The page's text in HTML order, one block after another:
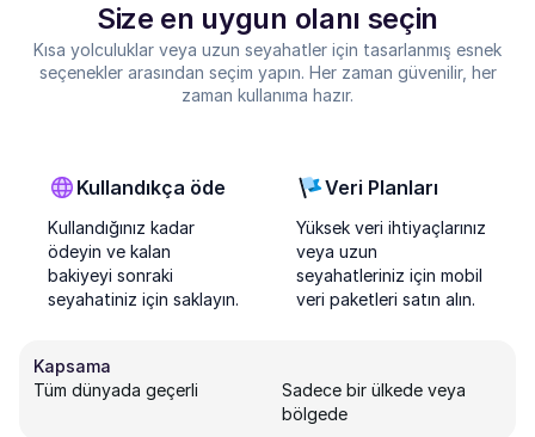
Size en uygun olanı seçin
Kısa yolculuklar veya uzun seyahatler için tasarlanmış esnek
seçenekler arasından seçim yapın. Her zaman güvenilir, her
zaman kullanıma hazır.
Kullandıkça öde
Kullandığınız kadar
ödeyin ve kalan
bakiyeyi sonraki
seyahatiniz için saklayın.
Veri Planları
Yüksek veri ihtiyaçlarınız
veya uzun
seyahatleriniz için mobil
veri paketleri satın alın.
Kapsama
Tüm dünyada geçerli
Sadece bir ülkede veya
bölgede